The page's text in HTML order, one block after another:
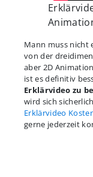
Mann muss nicht
von der
aber 2D
ist es definitiv
Erklärvideo zu
wird sich
Erklärvideo
gerne jederzeit